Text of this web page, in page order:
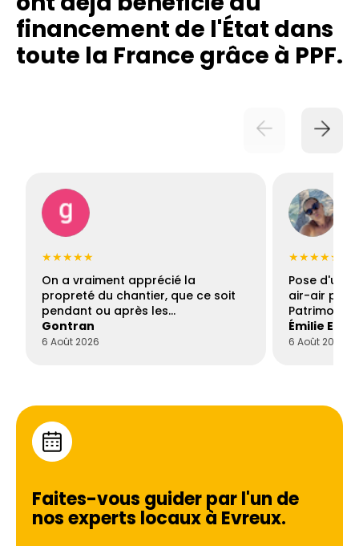
financement de l'État dans
toute la France grâce à PPF.
★★★★★
On a vraiment apprécié la
propreté du chantier, que ce soit
pendant ou après les…
Gontran
6 Août 2026
★★★★★
Pose d'une
air-air par
Patrimoine
Émilie
6 Août 2026
Faites-vous guider par l'un de
nos experts locaux à Evreux.